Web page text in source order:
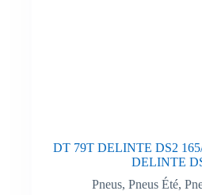
DT 79T DELINTE DS2
DELINTE
Pneus, Pneus Été,